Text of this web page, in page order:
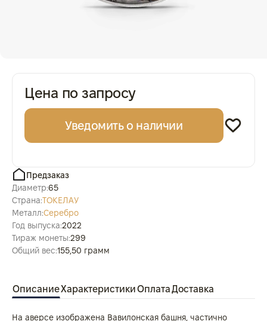
Цена по запросу
Уведомить о наличии
Предзаказ
Диаметр:65
Страна:ТОКЕЛАУ
Металл:Серебро
Год выпуска:2022
Тираж монеты:299
Общий вес:155,50 грамм
ОписаниеХарактеристикиОплатаДоставка
На аверсе изображена Вавилонская башня, частично